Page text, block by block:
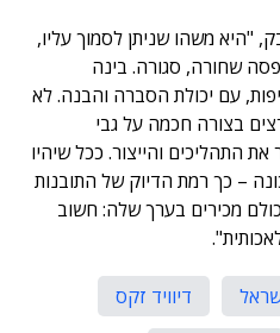
"היא משהו שניתן לסמוך עליו,
שחורה, סגורה. בינה
עם יכולת הסברה והבנה. לא
בצורה חכמה על גבי
התהליכים והייצור. ככל שיהיו
– כך רמת הדיוק של התובנות
מכירים בערך שלה: חשוב
דיוויד זקס